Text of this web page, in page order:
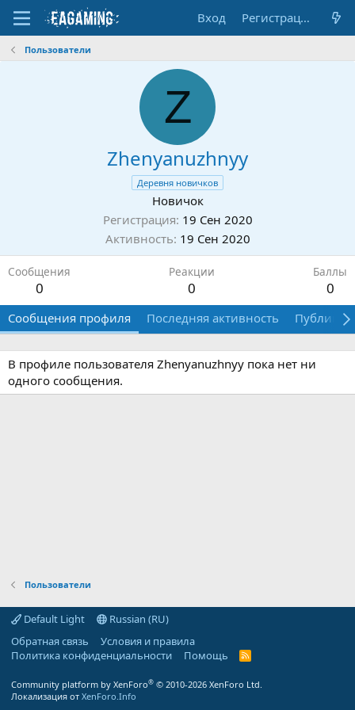
Вход Регистрация
Пользователи
Z
Zhenyanuzhnyy
Деревня новичков
Новичок
Регистрация 19 Сен 2020
Активность 19 Сен 2020
Сообщения
0
Реакции
0
Баллы
0
Сообщения профиля Последняя активность
В профиле пользователя Zhenyanuzhnyy пока нет ни
одного сообщения.
Пользователи
Default Light
Russian (RU)
Обратная связь
Условия и правила
Политика конфиденциальности
Помощь
R
Community platform by XenForo® © 2010-2026 XenForo Ltd.
Локализация от XenForo.Info